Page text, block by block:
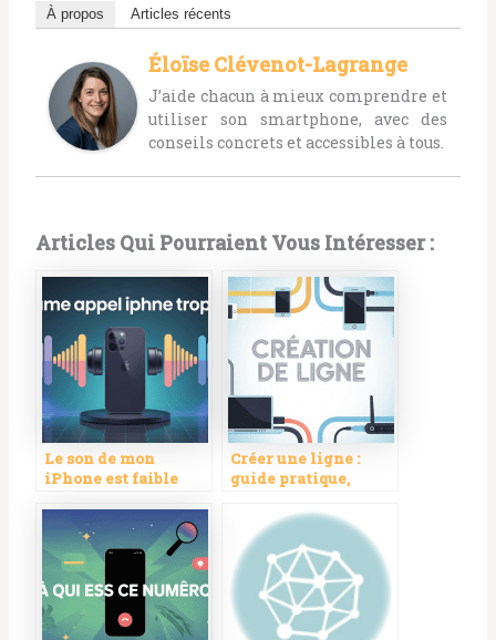
À propos Articles récents
Éloïse Clévenot-Lagrange
J’aide chacun à mieux comprendre et
utiliser son smartphone, avec des
conseils concrets et accessibles à tous.
Articles Qui Pourraient Vous Intéresser :
Le son de mon
iPhone est faible
solutions et conseils
Créer une ligne :
guide pratique,
modernes